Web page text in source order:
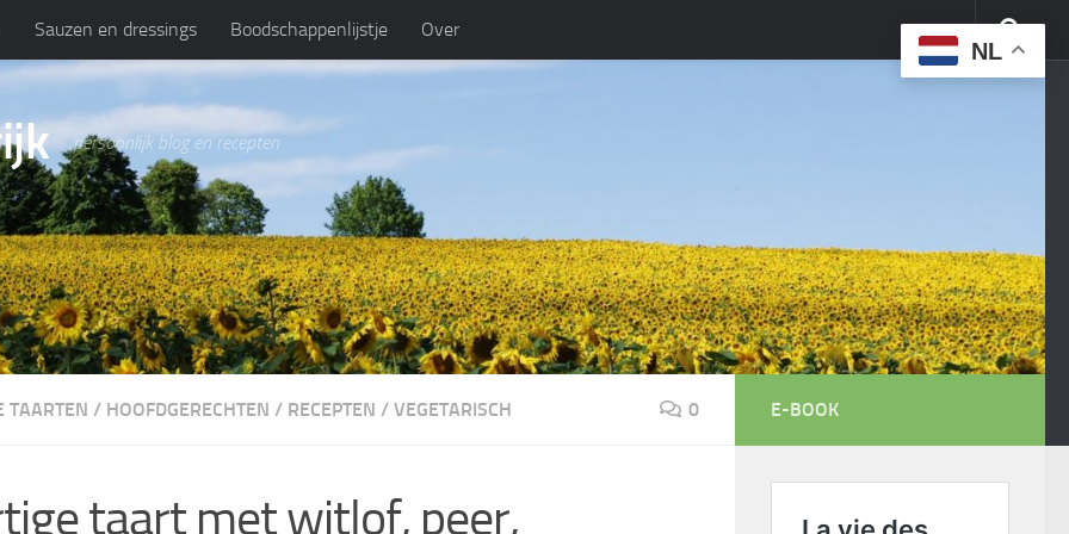
Sauzen en dressings Boodschappenlijstje Over
persoonlijk blog en recepten
TAARTEN / HOOFDGERECHTEN / RECEPTEN / VEGETARISCH 0
taart met witlof, peer,
E-BOOK
NL